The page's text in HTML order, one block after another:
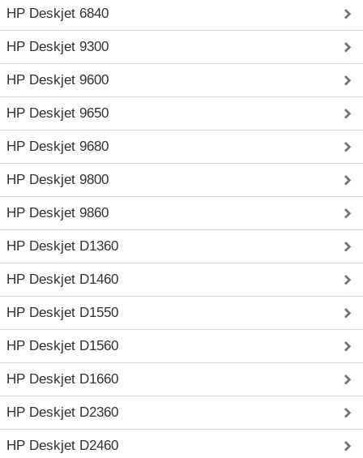
HP Deskjet 6840
HP Deskjet 9300
HP Deskjet 9600
HP Deskjet 9650
HP Deskjet 9680
HP Deskjet 9800
HP Deskjet 9860
HP Deskjet D1360
HP Deskjet D1460
HP Deskjet D1550
HP Deskjet D1560
HP Deskjet D1660
HP Deskjet D2360
HP Deskjet D2460